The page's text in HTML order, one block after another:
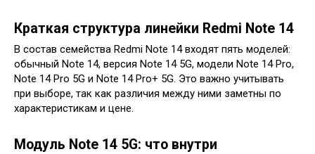
Краткая структура линейки Redmi Note 14
В состав семейства Redmi Note 14 входят пять моделей:
обычный Note 14, версия Note 14 5G, модели Note 14 Pro,
Note 14 Pro 5G и Note 14 Pro+ 5G. Это важно учитывать
при выборе, так как различия между ними заметны по
характеристикам и цене.
Модуль Note 14 5G: что внутри